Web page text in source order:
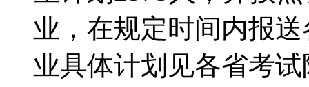
业，在规定时间内报
业具体计划见各省考